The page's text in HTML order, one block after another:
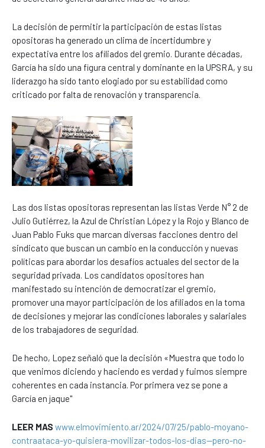
La decisión de permitir la participación de estas listas
opositoras ha generado un clima de incertidumbre y
expectativa entre los afiliados del gremio. Durante décadas,
García ha sido una figura central y dominante en la UPSRA, y su
liderazgo ha sido tanto elogiado por su estabilidad como
criticado por falta de renovación y transparencia.
Las dos listas opositoras representan las listas Verde N° 2 de
Julio Gutiérrez, la Azul de Christian López y la Rojo y Blanco de
Juan Pablo Fuks que marcan diversas facciones dentro del
sindicato que buscan un cambio en la conducción y nuevas
políticas para abordar los desafíos actuales del sector de la
seguridad privada. Los candidatos opositores han
manifestado su intención de democratizar el gremio,
promover una mayor participación de los afiliados en la toma
de decisiones y mejorar las condiciones laborales y salariales
de los trabajadores de seguridad.
De hecho, Lopez señaló que la decisión «Muestra que todo lo
que venimos diciendo y haciendo es verdad y fuimos siempre
coherentes en cada instancia. Por primera vez se pone a
García en jaque"
LEER MAS www.elmovimiento.ar/2024/07/25/pablo-moyano-
contraataca-yo-quisiera-movilizar-todos-los-dias--pero-no-